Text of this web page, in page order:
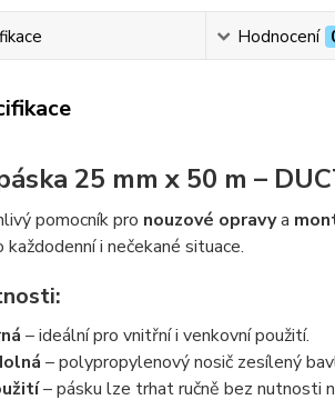
Hodnocení
25 mm x 50 m –
pomocník pro nouzové opravya
i nečekané situace.
– ideální pro vnitřní i venkovní použití.
– polypropylenový nosič zesílený
– pásku lze trhat ručně bez nutnosti